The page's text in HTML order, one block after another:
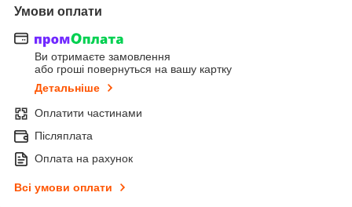
Умови оплати
Ви отримаєте замовлення
або гроші повернуться на вашу картку
Детальніше
Оплатити частинами
Післяплата
Оплата на рахунок
Всі умови оплати